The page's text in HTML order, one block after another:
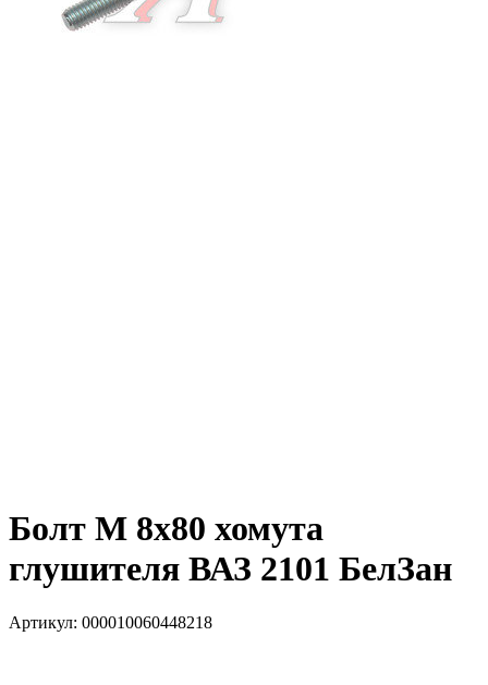
Болт М 8х80 хомута
глушителя ВАЗ 2101 БелЗан
Артикул: 000010060448218